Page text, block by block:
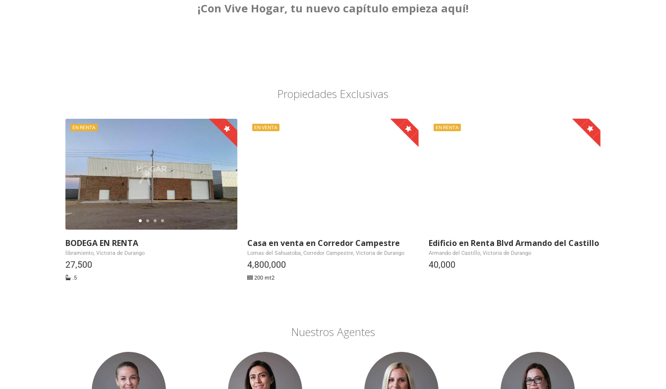
¡Con Vive Hogar, tu nuevo capítulo empieza aquí!
Propiedades Exclusivas
EN RENTA
BODEGA EN RENTA
libramiento, Victoria de Durango
27,500
.5
EN VENTA
Casa en venta en Corredor Campestre
Lomas del Sahuatoba, Corredor Campestre, Victoria de Durango
4,800,000
200 mt2
EN RENTA
Edificio en Renta Blvd Armando del Castillo
Armando del Castillo, Victoria de Durango
40,000
Nuestros Agentes